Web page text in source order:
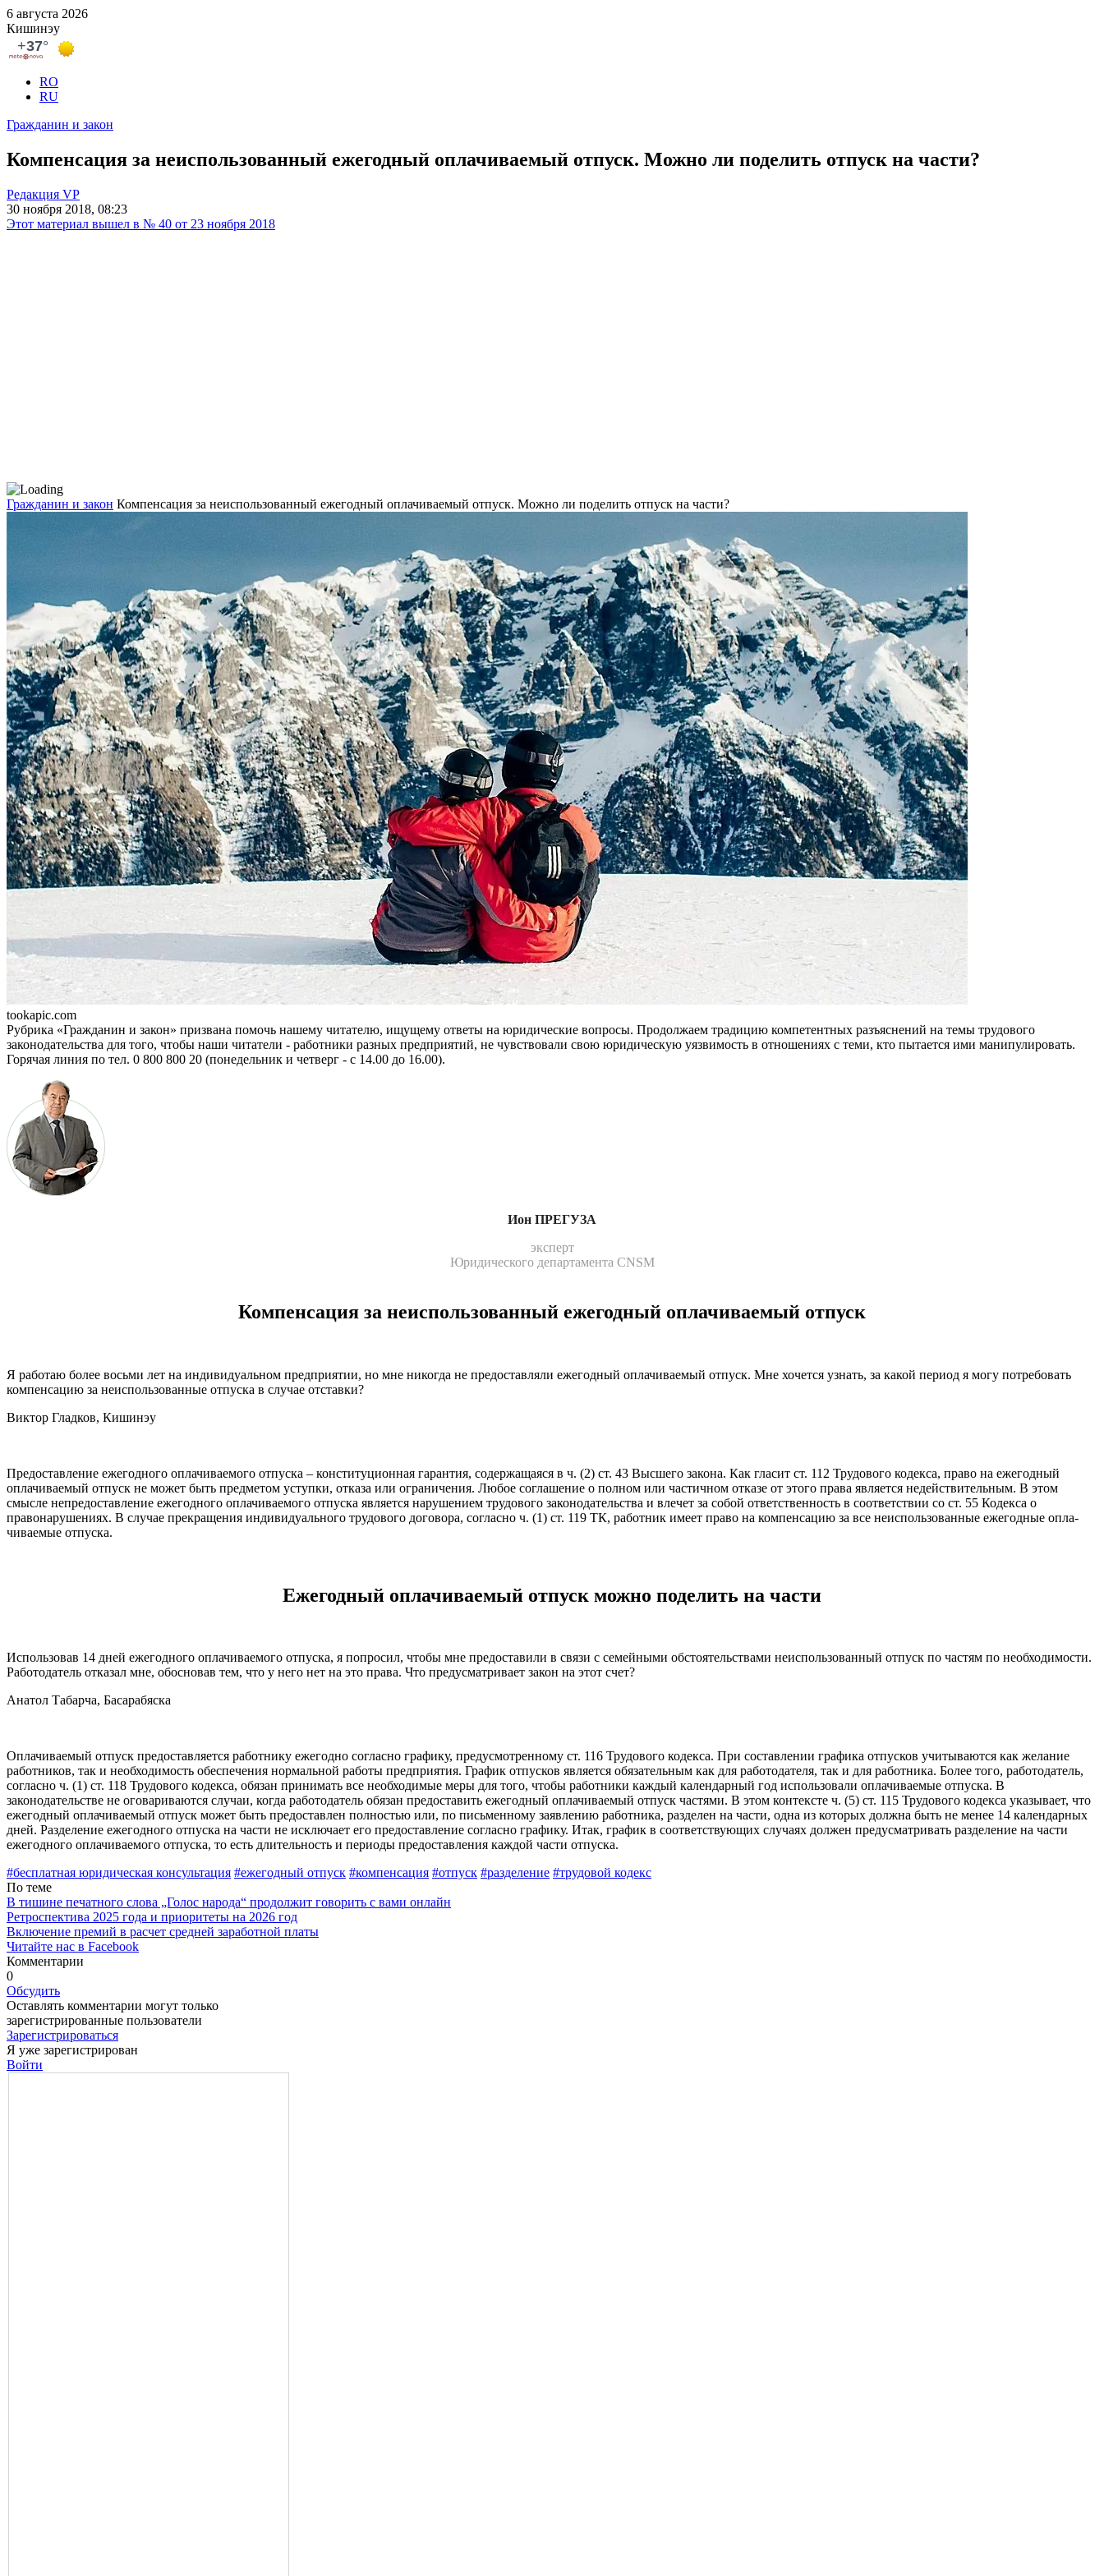
6 августа 2026
Кишинэу
RO
RU
Гражданин и закон
Компенсация за неиспользованный ежегодный оплачиваемый отпуск. Можно ли поделить отпуск на части?
Редакция VP
30 ноября 2018, 08:23
Этот материал вышел в № 40 от 23 ноября 2018
Гражданин и закон Компенсация за неиспользованный ежегодный оплачиваемый отпуск. Можно ли поделить отпуск на части?
tookapic.com
Рубрика «Гражданин и закон» при­звана помочь нашему читателю, ищущему ответы на юридические во­просы. Продолжаем традицию ком­петентных разъяснений на темы тру­дового
законодатель­ства для того, чтобы наши читатели - работники разных предприятий, не чувствовали свою юридическую уязвимость в отношениях с теми, кто пытается ими манипу­лировать.
Горячая линия по тел. 0 800 800 20 (понедельник и четверг - с 14.00 до 16.00).
Ион ПРЕГУЗА
эксперт
Юридического департамента CNSM
Компенсация за неиспользованный ежегодный оплачиваемый отпуск
Я работаю более восьми лет на индивидуальном предпри­ятии, но мне никогда не предоставляли ежегодный оплачи­ваемый отпуск. Мне хочется узнать, за какой период я могу потребовать
компенсацию за неиспользованные отпуска в случае отставки?
Виктор Гладков, Кишинэу
Предоставление ежегодного оплачиваемого отпуска – конститу­ционная гарантия, содержащаяся в ч. (2) ст. 43 Высшего закона. Как гласит ст. 112 Трудового кодекса, право на ежегодный
оплачиваемый отпуск не может быть предметом уступки, отказа или ограничения. Любое соглашение о полном или частичном отказе от этого права является недействительным. В этом
смысле непредоставление еже­годного оплачиваемого отпуска является нарушением трудового за­конодательства и влечет за собой ответственность в соответствии со ст. 55 Кодекса о
правонарушениях. В случае прекращения индивиду­ального трудового договора, согласно ч. (1) ст. 119 ТК, работник име­ет право на компенсацию за все неиспользованные ежегодные опла­
чиваемые отпуска.
Ежегодный оплачиваемый отпуск можно поделить на части
Использовав 14 дней ежегодного оплачиваемого отпуска, я попросил, чтобы мне предоставили в связи с семейными обстоятельствами неиспользованный отпуск по частям по необходимости.
Работодатель отказал мне, обосновав тем, что у него нет на это права. Что предусматривает закон на этот счет?
Анатол Табарча, Басарабяска
Оплачиваемый отпуск предоставляется работнику ежегодно со­гласно графику, предусмотренному ст. 116 Трудового кодекса. При со­ставлении графика отпусков учитываются как желание
работников, так и необходимость обеспечения нормальной работы предприятия. График отпусков является обязательным как для работодателя, так и для работника. Более того, работодатель,
согласно ч. (1) ст. 118 Тру­дового кодекса, обязан принимать все необходимые меры для того, чтобы работники каждый календарный год использовали оплачивае­мые отпуска. В
законодательстве не оговариваются случаи, когда ра­ботодатель обязан предоставить ежегодный оплачиваемый отпуск частями. В этом контексте ч. (5) ст. 115 Трудового кодекса указывает, что
ежегодный оплачиваемый отпуск может быть предоставлен пол­ностью или, по письменному заявлению работника, разделен на час­ти, одна из которых должна быть не менее 14 календарных
дней. Раз­деление ежегодного отпуска на части не исключает его предоставле­ние согласно графику. Итак, график в соответствующих случаях дол­жен предусматривать разделение на части
ежегодного оплачиваемо­го отпуска, то есть длительность и периоды предоставления каждой части отпуска.
#бесплатная юридическая консультация #ежегодный отпуск #компенсация #отпуск #разделение #трудовой кодекс
По теме
В тишине печатного слова „Голос народа“ продолжит говорить с вами онлайн
Ретроспектива 2025 года и приоритеты на 2026 год
Включение премий в расчет средней заработной платы
Читайте нас в Facebook
Комментарии
0
Обсудить
Оставлять комментарии могут только
зарегистрированные пользователи
Зарегистрироваться
Я уже зарегистрирован
Войти